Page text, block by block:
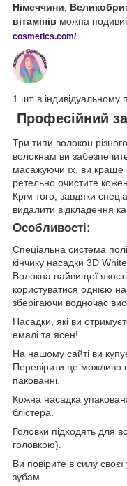
Німеччини
вітамінів можна
cosmetics.com/
1 шт. в індивідуальному
Професійний
Три типи волокон
волокнам ви
масажуючи їх, ви краще
ретельно очистите
Крім того, завдяки
видалити відкладення
Особливості:
Спеціальна система
кінчику насадки 3D
Волокна найвищої
користуватися однією
зберігаючи водночас
Насадки, які ви
емалі та ясен!
На нашому сайті ви
Перевірити це можливо
пакованні.
Кожна насадка
блістера.
Головки підходять для
головкою).
Ви повірите в силу
зубам